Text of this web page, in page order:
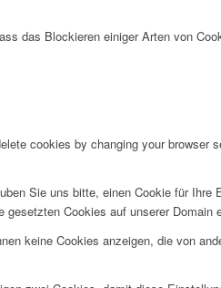
das Blockieren einiger Arten von
cookies by changing your browser
Sie uns bitte, einen Cookie für Ihre
Cookies auf unserer Domain
keine Cookies anzeigen, die von